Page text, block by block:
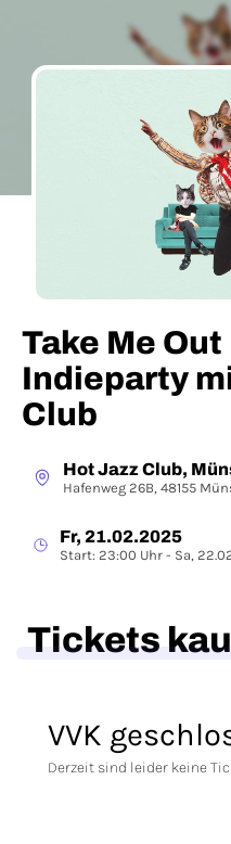
Take Me
Indieparty
Club
Hot Jazz Club,
Hafenweg 26B, 48155
Fr, 21.02.2025
Start: 23:00 Uhr - Sa,
Tickets
VVK
Derzeit sind leider keine